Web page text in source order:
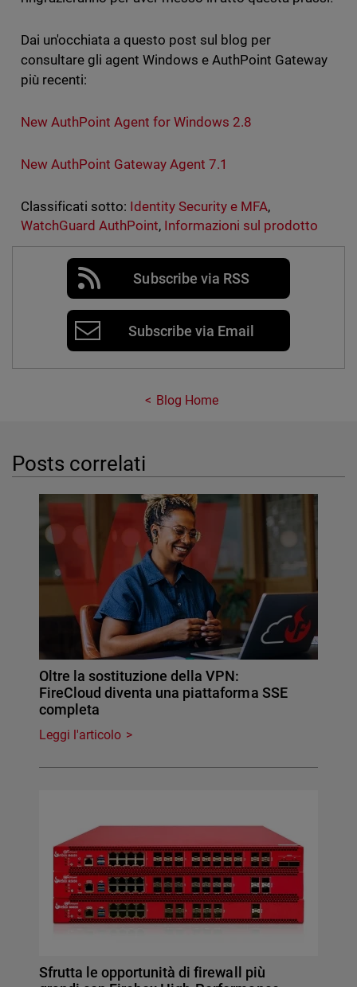
Dai un'occhiata a questo post sul blog per
consultare gli agent Windows e AuthPoint Gateway
più recenti:
New AuthPoint Agent for Windows 2.8
New AuthPoint Gateway Agent 7.1
Classificati sotto: Identity Security e MFA,
WatchGuard AuthPoint, Informazioni sul prodotto
Subscribe via RSS
Subscribe via Email
Blog Home
Posts correlati
Oltre la sostituzione della VPN:
FireCloud diventa una piattaforma SSE
completa
Leggi l'articolo
Sfrutta le opportunità di firewall più